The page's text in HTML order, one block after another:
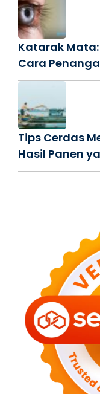
Katarak
Cara
Tips Cerdas
Hasil Panen